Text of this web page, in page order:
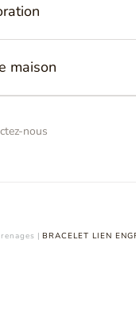
maison
nous
| BRACELET LIEN